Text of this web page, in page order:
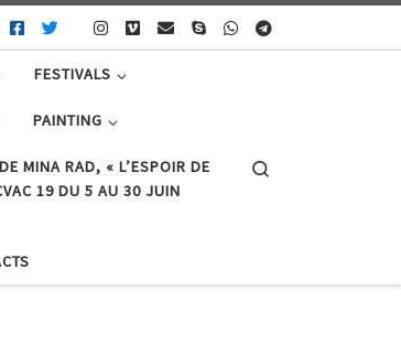
FESTIVALS
PAINTING
MINA RAD, « L’ESPOIR DE
19 DU 5 AU 30 JUIN